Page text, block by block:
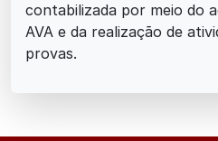
contabilizada por meio do
AVA e da realização de
provas.